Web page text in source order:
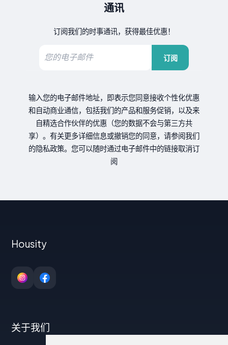
通讯
订阅我们的时事通讯，获得最佳优惠！
订阅
输入您的电子邮件地址，即表示您同意接收个性化优惠
和自动商业通信，包括我们的产品和服务促销，以及来
自精选合作伙伴的优惠（您的数据不会与第三方共
享）。有关更多详细信息或撤销您的同意，请参阅我们
的隐私政策。您可以随时通过电子邮件中的链接取消订
阅
Housity
关于我们